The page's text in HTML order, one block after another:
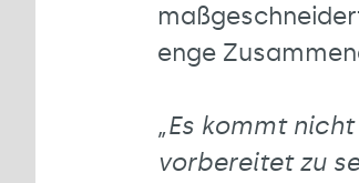
enge
„Es kommt
vorbereitet zu